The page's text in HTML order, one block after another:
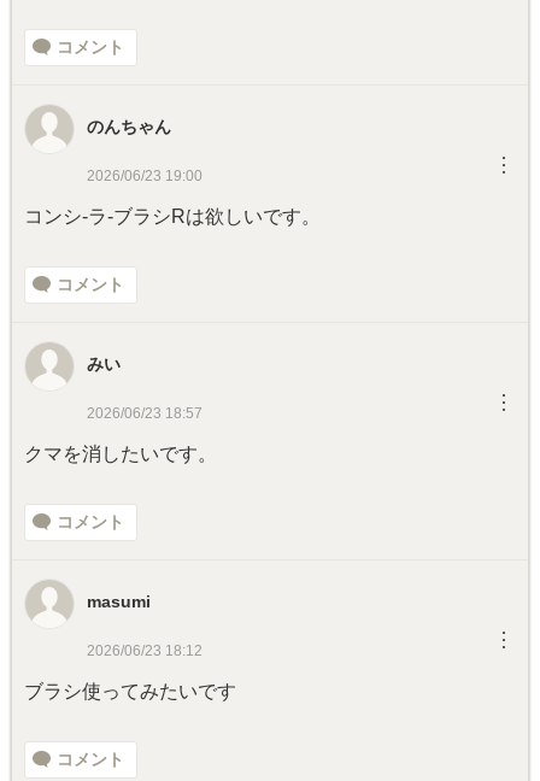
コメント
のんちゃん
2026/06/23 19:00 ︙
コンシ-ラ-ブラシRは欲しいです。
コメント
みい
2026/06/23 18:57 ︙
クマを消したいです。
コメント
masumi
2026/06/23 18:12 ︙
ブラシ使ってみたいです
コメント